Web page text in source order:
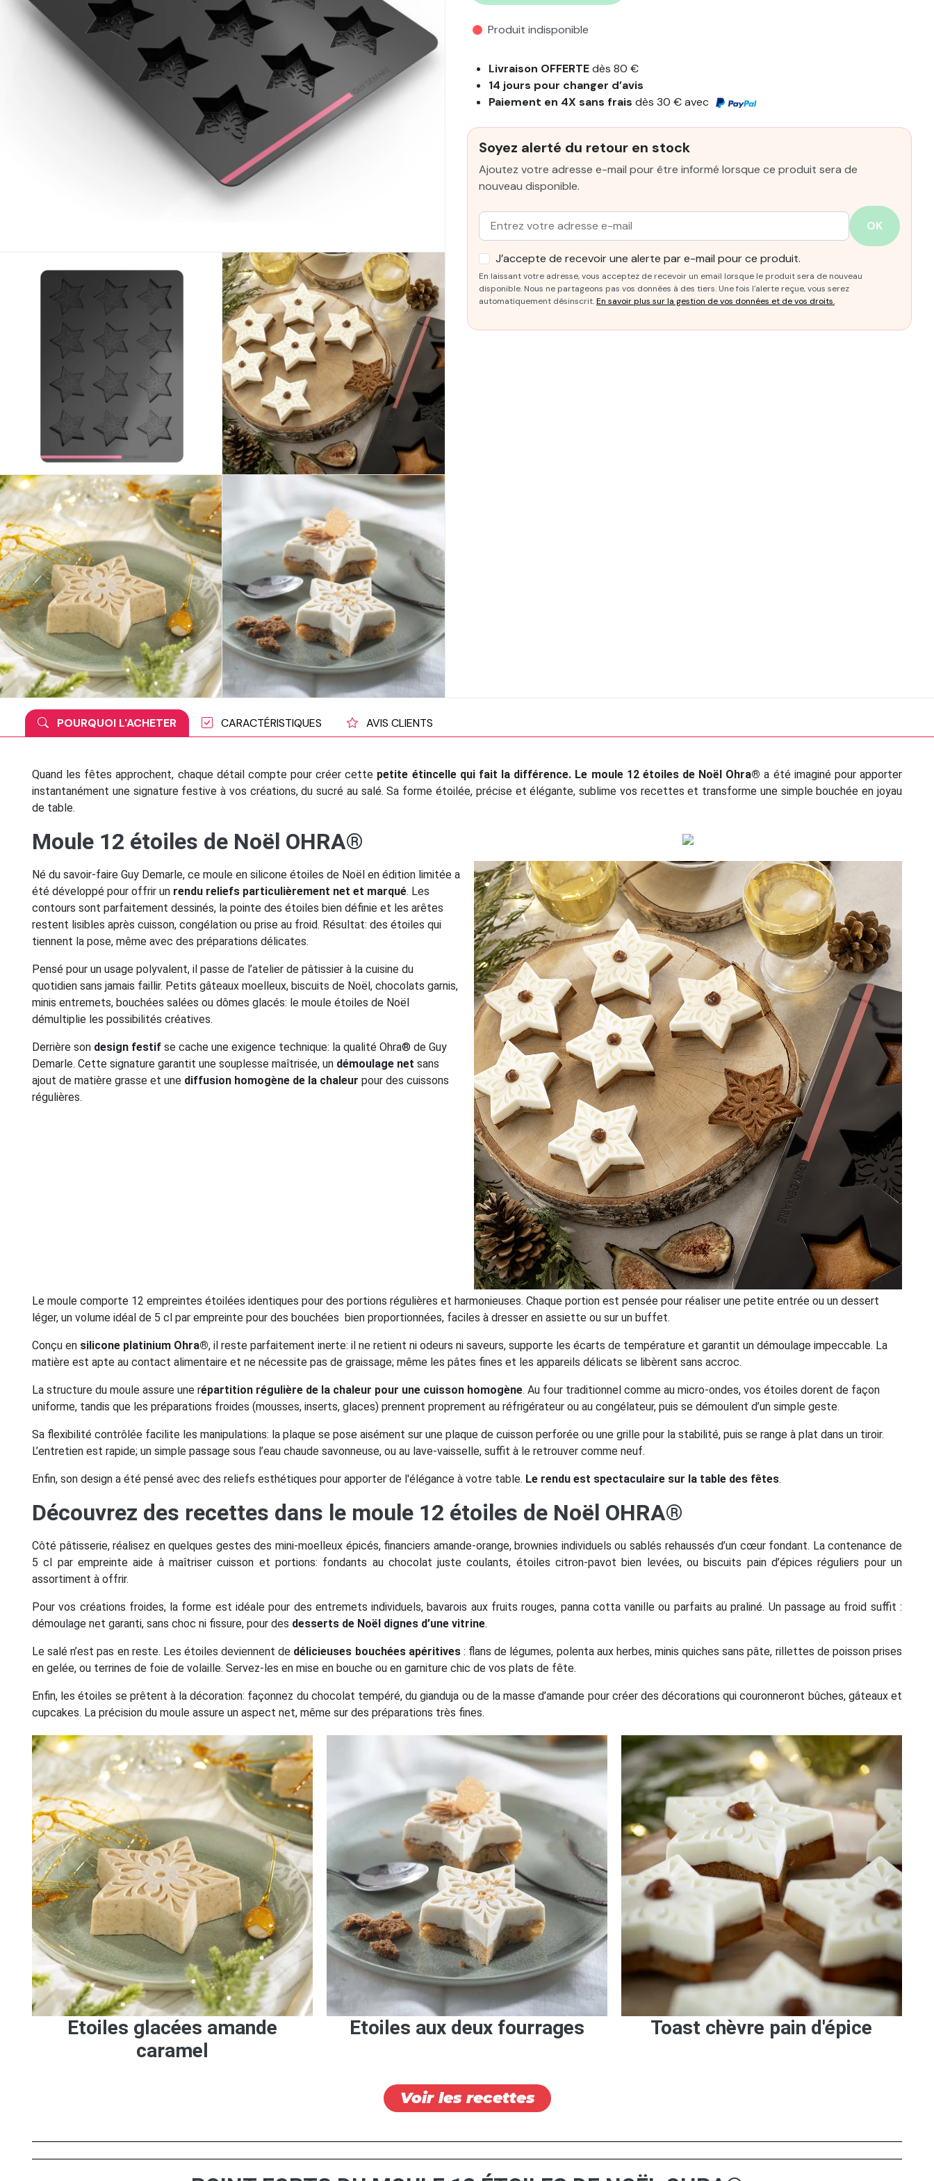
Produit indisponible
Livraison OFFERTEdès 80 €
14 jours pour changer d’avis
Paiement en 4X sans fraisdès 30 € avec
Soyez alerté du retour en stock
Ajoutez votre adresse e-mail pour être informé lorsque ce produit sera de
nouveau disponible.
Email :
OK
J’accepte de recevoir une alerte par e-mail pour ce produit.
En laissant votre adresse, vous acceptez de recevoir un email lorsque le produit sera de nouveau
disponible. Nous ne partageons pas vos données à des tiers. Une fois l'alerte reçue, vous serez
automatiquement désinscrit.En savoir plus sur la gestion de vos données et de vos droits.
POURQUOI L'ACHETER CARACTÉRISTIQUES AVIS CLIENTS
Quand les fêtes approchent, chaque détail compte pour créer cette petite étincelle qui fait la différence. Le moule 12 étoiles de Noël Ohra® a été imaginé pour apporter
instantanément une signature festive à vos créations, du sucré au salé. Sa forme étoilée, précise et élégante, sublime vos recettes et transforme une simple bouchée en joyau
de table.
Moule 12 étoiles de Noël OHRA®
Né du savoir-faire Guy Demarle, ce moule en silicone étoiles de Noël en édition limitée a
été développé pour offrir un rendu reliefs particulièrement net et marqué. Les
contours sont parfaitement dessinés, la pointe des étoiles bien définie et les arêtes
restent lisibles après cuisson, congélation ou prise au froid. Résultat: des étoiles qui
tiennent la pose, même avec des préparations délicates.
Pensé pour un usage polyvalent, il passe de l’atelier de pâtissier à la cuisine du
quotidien sans jamais faillir. Petits gâteaux moelleux, biscuits de Noël, chocolats garnis,
minis entremets, bouchées salées ou dômes glacés: le moule étoiles de Noël
démultiplie les possibilités créatives.
Derrière son design festif se cache une exigence technique: la qualité Ohra® de Guy
Demarle. Cette signature garantit une souplesse maîtrisée, un démoulage net sans
ajout de matière grasse et une diffusion homogène de la chaleur pour des cuissons
régulières.
Le moule comporte 12 empreintes étoilées identiques pour des portions régulières et harmonieuses. Chaque portion est pensée pour réaliser une petite entrée ou un dessert
léger, un volume idéal de 5 cl par empreinte pour des bouchées bien proportionnées, faciles à dresser en assiette ou sur un buffet.
Conçu en silicone platinium Ohra®, il reste parfaitement inerte: il ne retient ni odeurs ni saveurs, supporte les écarts de température et garantit un démoulage impeccable. La
matière est apte au contact alimentaire et ne nécessite pas de graissage; même les pâtes fines et les appareils délicats se libèrent sans accroc.
La structure du moule assure une répartition régulière de la chaleur pour une cuisson homogène. Au four traditionnel comme au micro-ondes, vos étoiles dorent de façon
uniforme, tandis que les préparations froides (mousses, inserts, glaces) prennent proprement au réfrigérateur ou au congélateur, puis se démoulent d’un simple geste.
Sa flexibilité contrôlée facilite les manipulations: la plaque se pose aisément sur une plaque de cuisson perforée ou une grille pour la stabilité, puis se range à plat dans un tiroir.
L’entretien est rapide; un simple passage sous l’eau chaude savonneuse, ou au lave-vaisselle, suffit à le retrouver comme neuf.
Enfin, son design a été pensé avec des reliefs esthétiques pour apporter de l'élégance à votre table. Le rendu est spectaculaire sur la table des fêtes.
Découvrez des recettes dans le moule 12 étoiles de Noël OHRA®
Côté pâtisserie, réalisez en quelques gestes des mini-moelleux épicés, financiers amande-orange, brownies individuels ou sablés rehaussés d’un cœur fondant. La contenance de
5 cl par empreinte aide à maîtriser cuisson et portions: fondants au chocolat juste coulants, étoiles citron-pavot bien levées, ou biscuits pain d’épices réguliers pour un
assortiment à offrir.
Pour vos créations froides, la forme est idéale pour des entremets individuels, bavarois aux fruits rouges, panna cotta vanille ou parfaits au praliné. Un passage au froid suffit :
démoulage net garanti, sans choc ni fissure, pour des desserts de Noël dignes d’une vitrine.
Le salé n’est pas en reste. Les étoiles deviennent de délicieuses bouchées apéritives : flans de légumes, polenta aux herbes, minis quiches sans pâte, rillettes de poisson prises
en gelée, ou terrines de foie de volaille. Servez-les en mise en bouche ou en garniture chic de vos plats de fête.
Enfin, les étoiles se prêtent à la décoration: façonnez du chocolat tempéré, du gianduja ou de la masse d’amande pour créer des décorations qui couronneront bûches, gâteaux et
cupcakes. La précision du moule assure un aspect net, même sur des préparations très fines.
Etoiles glacées amande
caramel
Etoiles aux deux fourrages Toast chèvre pain d'épice
Voir les recettes